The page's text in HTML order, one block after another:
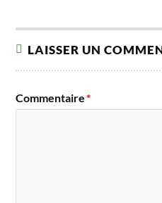
LAISSER UN
Commentaire*